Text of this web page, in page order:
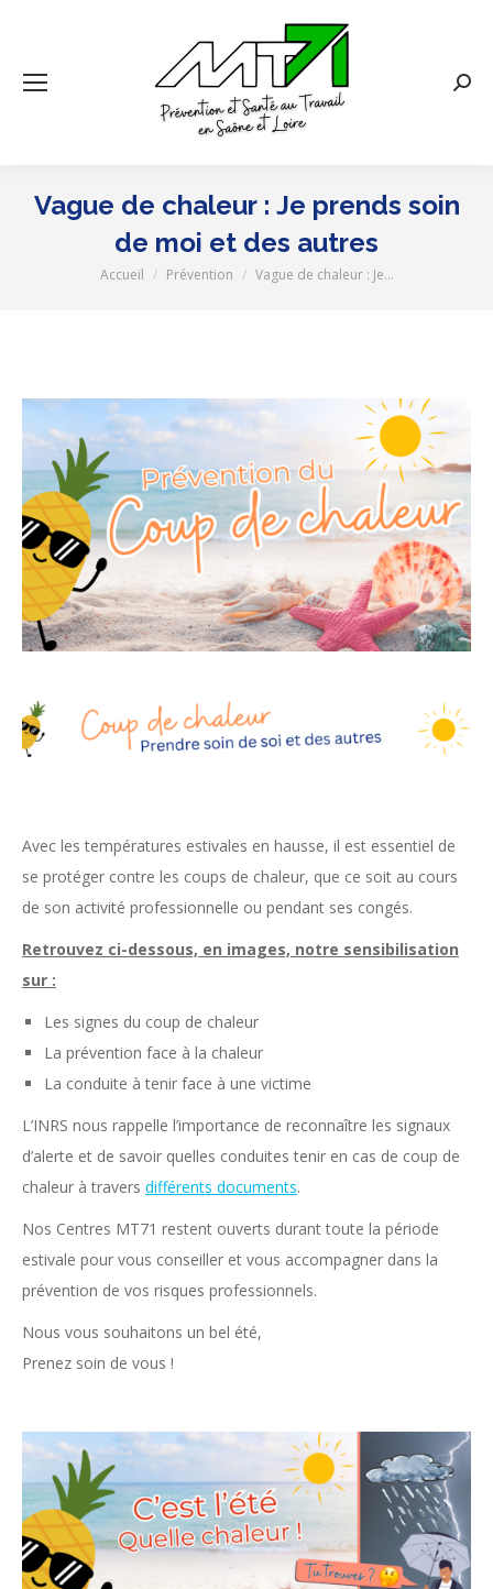
Vague de chaleur : Je prends soin
de moi et des autres
Vous êtes ici :
Accueil Prévention Vague de chaleur : Je…
Avec les températures estivales en hausse, il est essentiel de
se protéger contre les coups de chaleur, que ce soit au cours
de son activité professionnelle ou pendant ses congés.
Retrouvez ci-dessous, en images, notre sensibilisation
sur :
Les signes du coup de chaleur
La prévention face à la chaleur
La conduite à tenir face à une victime
L’INRS nous rappelle l’importance de reconnaître les signaux
d’alerte et de savoir quelles conduites tenir en cas de coup de
chaleur à travers différents documents.
Nos Centres MT71 restent ouverts durant toute la période
estivale pour vous conseiller et vous accompagner dans la
prévention de vos risques professionnels.
Nous vous souhaitons un bel été,
Prenez soin de vous !